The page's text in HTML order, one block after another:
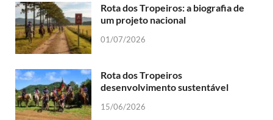
Rota dos Tropeiros: a biografia de
um projeto nacional
01/07/2026
Rota dos Tropeiros
desenvolvimento sustentável
15/06/2026